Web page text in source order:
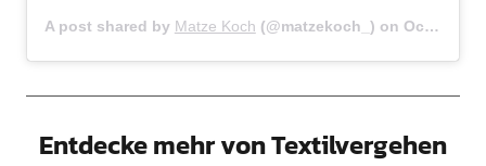
A post shared by Matze Koch (@matzekoch_) on Oct 12, 2019 at 4:32am PDT
Entdecke mehr von Textilvergehen